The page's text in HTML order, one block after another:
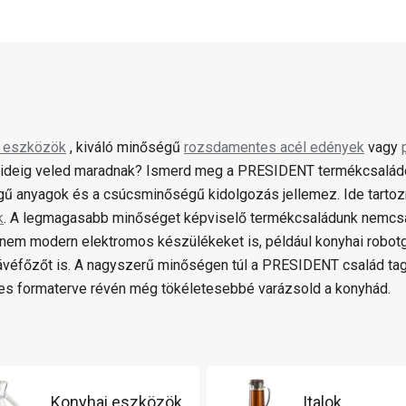
eszközök , kiváló minőségű rozsdamentes acél edények vagy
veled maradnak? Ismerd meg a PRESIDENT
anyagok és a csúcsminőségű kidolgozás jellemez. Ide
. A legmagasabb minőséget képviselő termékcsaládunk
modern elektromos készülékeket is, például konyhai
is. A nagyszerű minőségen túl a PRESIDENT család
formaterve révén még tökéletesebbé varázsold a konyhád.
Konyhai eszközök Italok